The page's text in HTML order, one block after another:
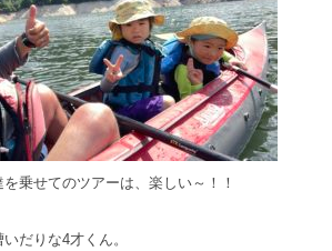
乗せてのツアーは、楽しい～！！
だりな4才くん。